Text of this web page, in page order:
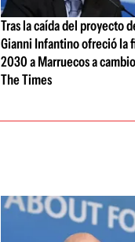
Tras la caída del proyecto
Gianni Infantino ofreció la
2030 a Marruecos a
The Times